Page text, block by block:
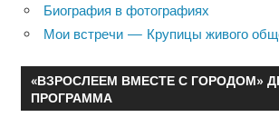
Биография в фотографиях
Мои встречи — Крупицы живого
«ВЗРОСЛЕЕМ ВМЕСТЕ С ГОРОДОМ»
ПРОГРАММА